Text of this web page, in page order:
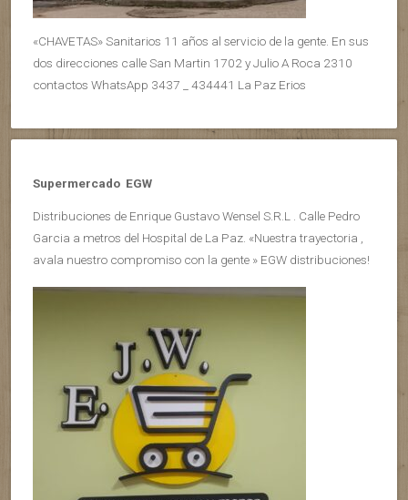
«CHAVETAS» Sanitarios 11 años al servicio de la gente. En sus
dos direcciones calle San Martin 1702 y Julio A Roca 2310
contactos WhatsApp 3437 _ 434441 La Paz Erios
Supermercado EGW
Distribuciones de Enrique Gustavo Wensel S.R.L . Calle Pedro
Garcia a metros del Hospital de La Paz. «Nuestra trayectoria ,
avala nuestro compromiso con la gente » EGW distribuciones!